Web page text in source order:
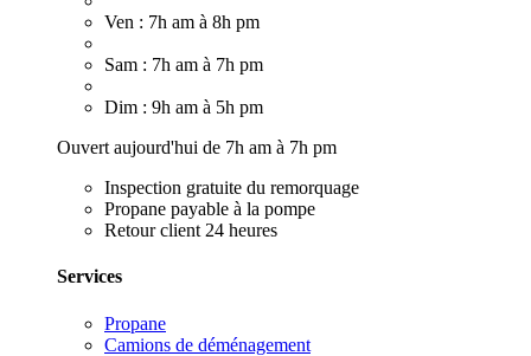
Ven : 7h am à 8h pm
Sam : 7h am à 7h pm
Dim : 9h am à 5h pm
Ouvert aujourd'hui de 7h am à 7h pm
Inspection gratuite du remorquage
Propane payable à la pompe
Retour client 24 heures
Services
Propane
Camions de déménagement